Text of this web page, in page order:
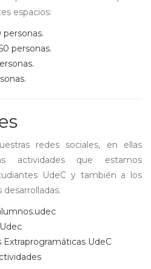
espacios:
personas.
personas.
redes sociales, en ellas
actividades que estamos
UdeC y también a los
Extraprogramáticas UdeC